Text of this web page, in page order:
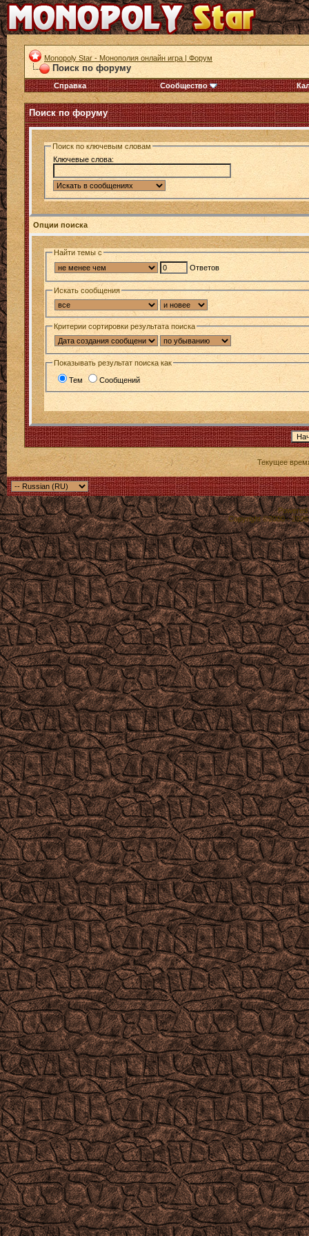
Monopoly Star - Монополия онлайн игра | Форум
Поиск по форуму
Справка Сообщество
Поиск по форуму
Поиск по ключевым словам
Ключевые слова:
Опции поиска
Найти темы с
Ответов
Искать сообщения
Критерии сортировки результата поиска
Показывать результат поиска как
Тем Сообщений
Текущее
Powered
Copyright ©2000 -